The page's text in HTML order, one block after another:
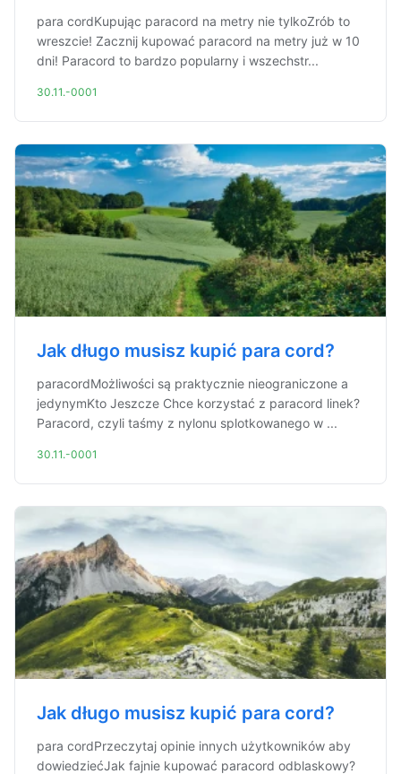
para cordKupując paracord na metry nie tylkoZrób to
wreszcie! Zacznij kupować paracord na metry już w 10
dni! Paracord to bardzo popularny i wszechstr...
30.11.-0001
Jak długo musisz kupić para cord?
paracordMożliwości są praktycznie nieograniczone a
jedynymKto Jeszcze Chce korzystać z paracord linek?
Paracord, czyli taśmy z nylonu splotkowanego w ...
30.11.-0001
Jak długo musisz kupić para cord?
para cordPrzeczytaj opinie innych użytkowników aby
dowiedziećJak fajnie kupować paracord odblaskowy?